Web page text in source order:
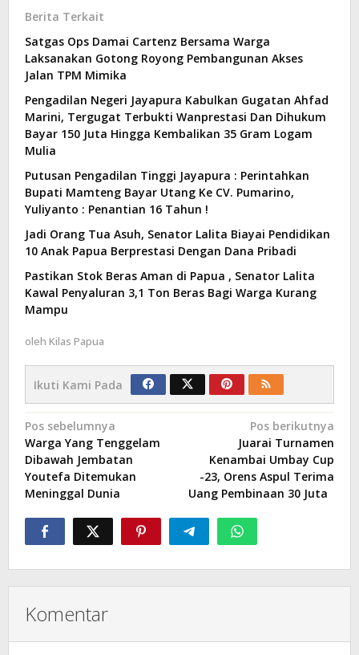
Berita Terkait
Satgas Ops Damai Cartenz Bersama Warga
Laksanakan Gotong Royong Pembangunan Akses
Jalan TPM Mimika
Pengadilan Negeri Jayapura Kabulkan Gugatan Ahfad
Marini, Tergugat Terbukti Wanprestasi Dan Dihukum
Bayar 150 Juta Hingga Kembalikan 35 Gram Logam
Mulia
Putusan Pengadilan Tinggi Jayapura : Perintahkan
Bupati Mamteng Bayar Utang Ke CV. Pumarino,
Yuliyanto : Penantian 16 Tahun !
Jadi Orang Tua Asuh, Senator Lalita Biayai Pendidikan
10 Anak Papua Berprestasi Dengan Dana Pribadi
Pastikan Stok Beras Aman di Papua , Senator Lalita
Kawal Penyaluran 3,1 Ton Beras Bagi Warga Kurang
Mampu
oleh Kilas Papua
Ikuti Kami Pada
Navigasi
pos
Pos sebelumnya
Warga Yang Tenggelam
Dibawah Jembatan
Youtefa Ditemukan
Meninggal Dunia
Pos berikutnya
Juarai Turnamen
Kenambai Umbay Cup
-23, Orens Aspul Terima
Uang Pembinaan 30 Juta
Komentar